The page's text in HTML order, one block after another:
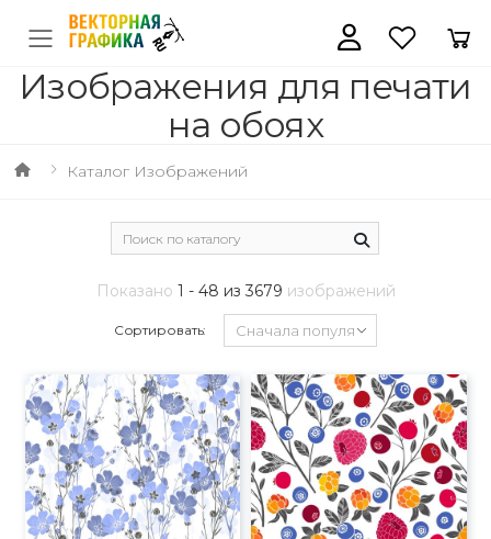
Изображения для печати
на обоях
Каталог Изображений
Показано 1 - 48 из 3679 изображений
Сортировать: